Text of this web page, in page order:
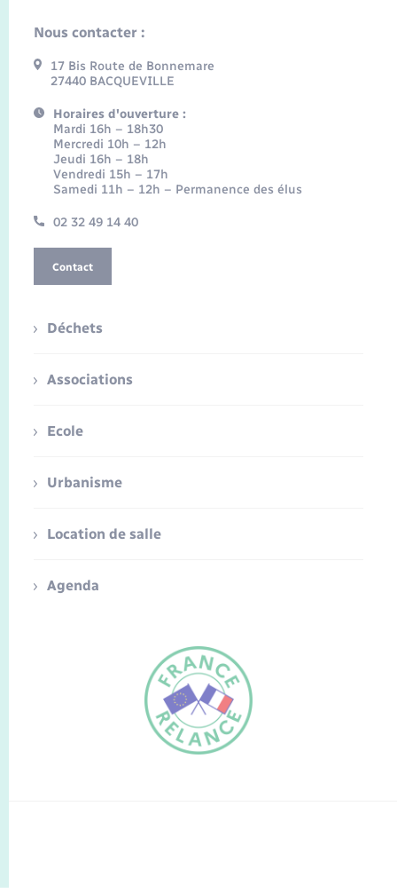
FR
Nous contacter :
17 Bis Route de Bonnemare
27440 BACQUEVILLE
Horaires d'ouverture :
Mardi 16h – 18h30
Mercredi 10h – 12h
Jeudi 16h – 18h
Vendredi 15h – 17h
Samedi 11h – 12h – Permanence des élus
02 32 49 14 40
Contact
Déchets
Associations
Ecole
Urbanisme
Location de salle
Agenda